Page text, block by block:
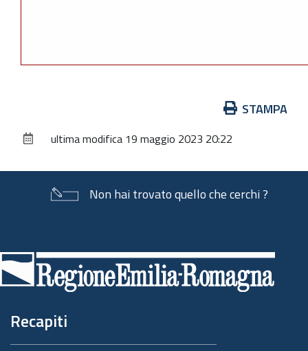
documento
STAMPA
ultima modifica 19 maggio 2023 20:22
Non hai trovato quello che cerchi ?
di
pagina
Recapiti